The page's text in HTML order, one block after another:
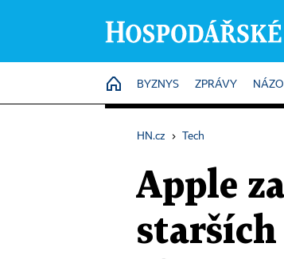
HOME
BYZNYS ZPRÁVY
HN.cz › Tech
Apple
starších